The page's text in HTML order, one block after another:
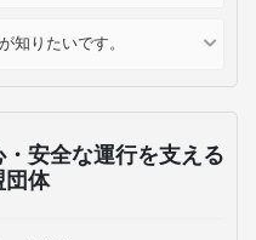
知りたいです。
安全な運行を支える
団体